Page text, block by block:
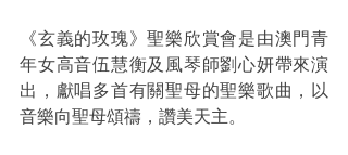
《玄義的玫瑰》聖樂欣賞會是由澳門青
年女高音伍慧衡及風琴師劉心妍帶來演
出，獻唱多首有關聖母的聖樂歌曲，以
音樂向聖母頌禱，讚美天主。